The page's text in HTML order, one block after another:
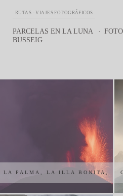
RUTAS - VIAJES FOTOGRÁFICOS
PARCELAS EN LA LUNA
BUSSEIG
LA PALMA, LA ILLA BONITA,
EL VOLCÀ.